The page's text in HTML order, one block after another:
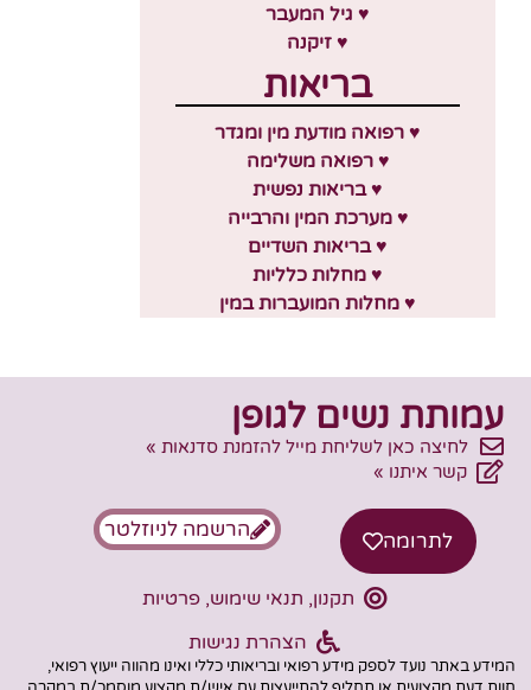
♥ גיל המעבר
♥ זיקנה
בריאות
♥ רפואה מודעת מין ומגדר
♥ רפואה משלימה
♥ בריאות נפשית
♥ מערכת המין והרבייה
♥ בריאות השדיים
♥ מחלות כלליות
♥ מחלות המועברות במין
עמותת נשים לגופן
לחיצה כאן לשליחת מייל להזמנת סדנאות »
קשר איתנו »
לתרומה הרשמה לניוזלטר
תקנון, תנאי שימוש, פרטיות
הצהרת נגישות
המידע באתר נועד לספק מידע רפואי ובריאותי כללי ואינו מהווה ייעוץ רפואי,